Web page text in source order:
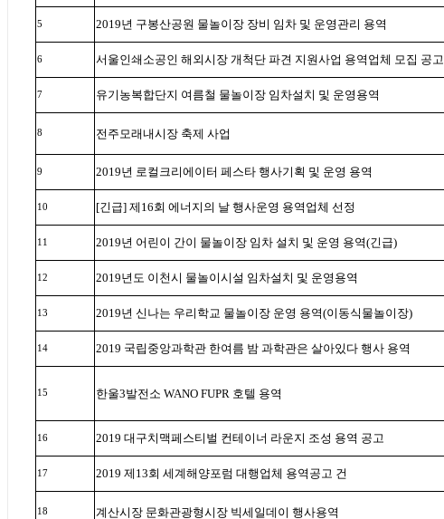
5 2019년 구봉산공원 물놀이장 장비 임차 및 운영관리 용역
6 서울인쇄소공인 해외시장 개척단 파견 지원사업 용역업체 모집 공고
7 유기농복합단지 여름철 물놀이장 임차설치 및 운영용역
8 전주모래내시장 축제 사업
9 2019년 로컬크리에이터 페스타 행사기획 및 운영 용역
10 [긴급] 제 16회 에너지의 날 행사운영 용역업체 선정
11 2019년 어린이 간이 물놀이장 임차 설치 및 운영 용역(긴급)
12 2019년도 이천시 물놀이시설 임차설치 및 운영용역
13 2019년 신나는 우리학교 물놀이장 운영 용역(이동식물놀이장)
14 2019 국립중앙과학관 한여름 밤 과학관은 살아있다 행사 용역
15 한울3발전소 WANO FUPR 호텔 용역
16 2019 대구치맥페스티벌 컨테이너 라운지 조성 용역 공고
17 2019 제 13회 세계해양포럼 대행업체 용역공고 건
18 계산시장 문화관광형시장 빅세일데이 행사용역